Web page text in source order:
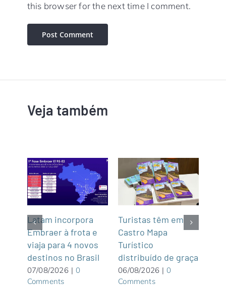
this browser for the next time I comment.
Veja também
Latam incorpora
Embraer à frota e
viaja para 4 novos
destinos no Brasil
07/08/2026 | 0
Comments
Turistas têm em
Castro Mapa
Turístico
distribuído de graça
06/08/2026 | 0
Comments